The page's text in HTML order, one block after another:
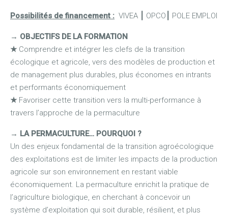
Possibilités de financement : VIVEA OPCO POLE EMPLOI
→ OBJECTIFS DE LA FORMATION
★ Comprendre et intégrer les clefs de la transition
écologique et agricole, vers des modèles de production et
de management plus durables, plus économes en intrants
et performants économiquement
★ Favoriser cette transition vers la multi-performance à
travers l’approche de la permaculture
→ LA PERMACULTURE… POURQUOI ?
Un des enjeux fondamental de la transition agroécologique
des exploitations est de limiter les impacts de la production
agricole sur son environnement en restant viable
économiquement. La permaculture enrichit la pratique de
l’agriculture biologique, en cherchant à concevoir un
système d’exploitation qui soit durable, résilient, et plus